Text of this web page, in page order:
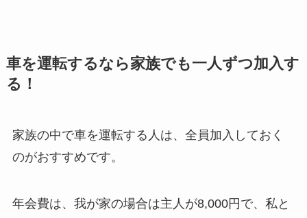
車を運転するなら家族でも一人ずつ加入す
る！
家族の中で車を運転する人は、全員加入しておく
のがおすすめです。
年会費は、我が家の場合は主人が8,000円で、私と